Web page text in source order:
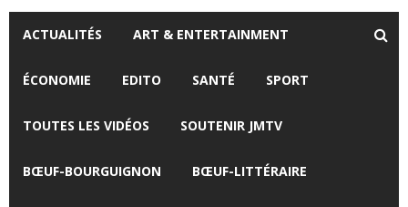
ACTUALITÉS ART & ENTERTAINMENT
ÉCONOMIE EDITO SANTÉ SPORT
TOUTES LES VIDÉOS SOUTENIR JMTV
BŒUF-BOURGUIGNON BŒUF-LITTÉRAIRE